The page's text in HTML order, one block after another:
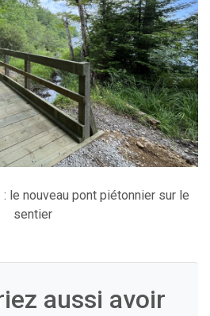
le nouveau pont piétonnier sur le
sentier
aussi avoir